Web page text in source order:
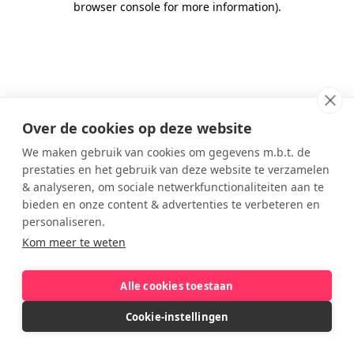
Over de cookies op deze website
We maken gebruik van cookies om gegevens m.b.t. de
prestaties en het gebruik van deze website te verzamelen
& analyseren, om sociale netwerkfunctionaliteiten aan te
bieden en onze content & advertenties te verbeteren en
personaliseren.
Kom meer te weten
Alle cookies toestaan
Cookie-instellingen
browser console for more information).